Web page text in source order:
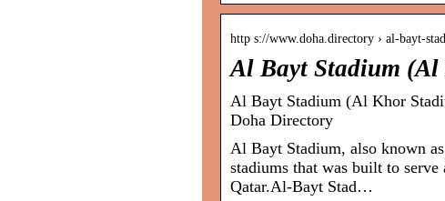
http s://www.doha.directory › al-bayt-
Al Bayt Stadium
Al Bayt Stadium (Al Khor
Doha Directory
Al Bayt Stadium, also known
stadiums that was built to
Qatar.Al-Bayt Stad…